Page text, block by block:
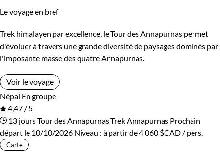
Kirghizistan
Macédoine
Malaisie
Maroc Martinique
Itinérance
Itinérant Semi-itinérant
Environnement
Désert Forêts, collines, rivières et lacs
Le voyage en bref
Trek himalayen par excellence, le Tour des Annapurnas permet
d'évoluer à travers une grande diversité de paysages dominés par
l'imposante masse des quatre Annapurnas.
Voir le voyage
Népal En groupe
4,47 / 5
13 joursTour des AnnapurnasTrek Annapurnas Prochain
départ le 10/10/2026 Niveau : à partir de4 060 $CAD / pers.
Carte